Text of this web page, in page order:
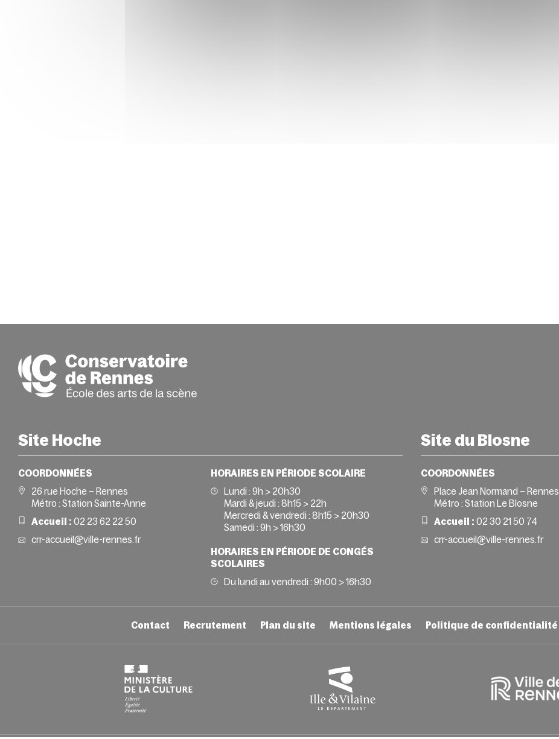
Site Hoche
COORDONNÉES
26 rue Hoche – Rennes
Métro : Station Sainte-Anne
Accueil : 02 23 62 22 50
crr-accueil@ville-rennes.fr
HORAIRES EN PÉRIODE SCOLAIRE
Lundi : 9h > 20h30
Mardi & jeudi : 8h15 > 22h
Mercredi & vendredi : 8h15 > 20h30
Samedi : 9h > 16h30
HORAIRES EN PÉRIODE DE CONGÉS
SCOLAIRES
Du lundi au vendredi : 9h00 > 16h30
Site du Blosne
COORDONNÉES
Place Jean Normand – Rennes
Métro : Station Le Blosne
Accueil : 02 30 21 50 74
crr-accueil@ville-rennes.fr
Contact Recrutement Plan du site Mentions légales Politique de confidentialité